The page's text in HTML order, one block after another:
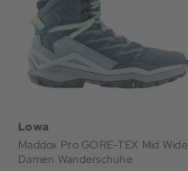
Lowa
Maddox Pro GORE-TEX Mid Wide
Damen Wanderschuhe